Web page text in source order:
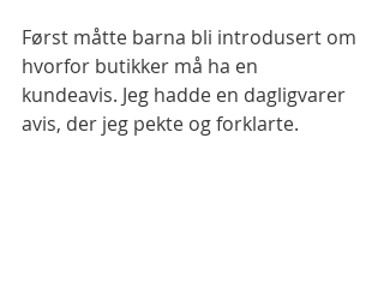
Først måtte barna bli introdusert om
hvorfor butikker må ha en
kundeavis. Jeg hadde en dagligvarer
avis, der jeg pekte og forklarte.